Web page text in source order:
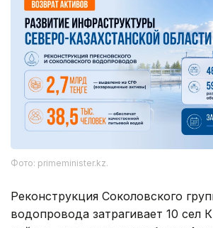
Фото: primeminister.kz.
Реконструкция Соколовского
водопровода затрагивает 10 сел